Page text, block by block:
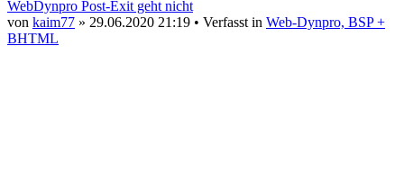
WebDynpro Post-Exit geht nicht
von kaim77 » 29.06.2020 21:19 • Verfasst in Web-Dynpro, BSP +
BHTML